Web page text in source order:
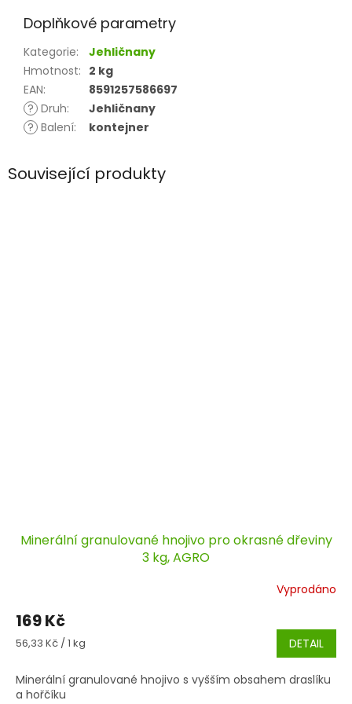
Doplňkové parametry
Kategorie:
Jehličnany
Hmotnost: 2 kg
EAN:
8591257586697
? Druh:
Jehličnany
? Balení: kontejner
Související produkty
Minerální granulované hnojivo pro okrasné dřeviny
3 kg, AGRO
Vyprodáno
169 Kč
Měrná
56,33 Kč / 1 kg DETAIL
Minerální granulované hnojivo s vyšším obsahem draslíku
a hořčíku